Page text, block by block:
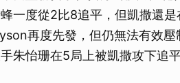
一度從2比8追平，但凱撒還
再度先發，但仍無法有效
朱怡珊在5局上被凱撒攻下追平